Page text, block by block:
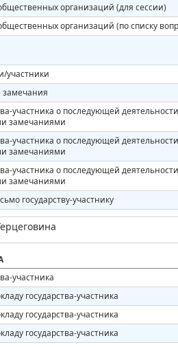
организаций (для сессии)
организаций (по списку
участники
участника о последующей
замечаниями
участника о последующей
замечаниями
участника о последующей
замечаниями
государству-участнику
участника
государства-участника
государства-участника
государства-участника